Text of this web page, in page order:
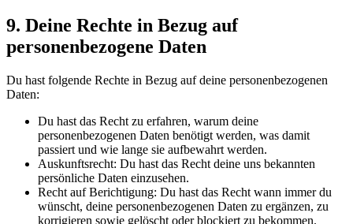
9. Deine Rechte in Bezug auf
personenbezogene Daten
Du hast folgende Rechte in Bezug auf deine personenbezogenen
Daten:
Du hast das Recht zu erfahren, warum deine
personenbezogenen Daten benötigt werden, was damit
passiert und wie lange sie aufbewahrt werden.
Auskunftsrecht: Du hast das Recht deine uns bekannten
persönliche Daten einzusehen.
Recht auf Berichtigung: Du hast das Recht wann immer du
wünscht, deine personenbezogenen Daten zu ergänzen, zu
korrigieren sowie gelöscht oder blockiert zu bekommen.